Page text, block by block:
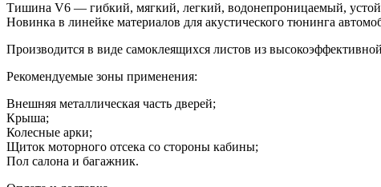
Тишина V6 — гибкий, мягкий, легкий, водонепроницаемый,
Новинка в линейке материалов для акустического тюнинга
Производится в виде самоклеящихся листов из
Рекомендуемые зоны применения:
Внешняя металлическая часть дверей;
Крыша;
Колесные арки;
Щиток моторного отсека со стороны кабины;
Пол салона и багажник.